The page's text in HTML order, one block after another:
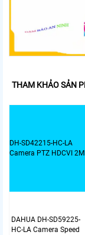
THAM KHẢO SẢN
DH-SD42215-HC-LA
Camera PTZ HDCVI
DAHUA DH-SD59225-
HC-LA Camera Speed